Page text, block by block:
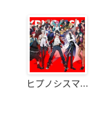
ヒプノシスマ...